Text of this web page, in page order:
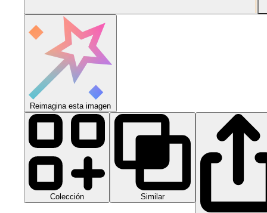
Reimagina esta imagen
Colección Similar